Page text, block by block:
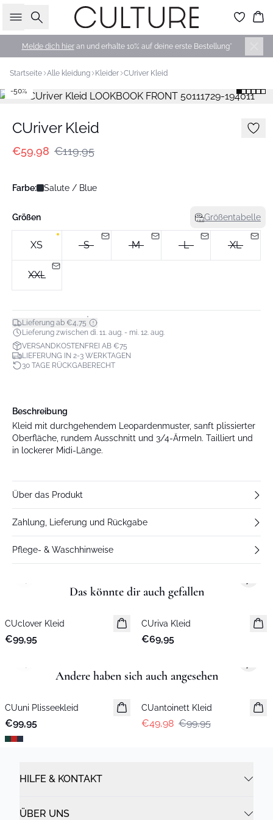
Suche
Melde dich hieran und erhalte 10% auf deine erste Bestellung*
Startseite Alle kleidung Kleider CUriver Kleid
-50%
CUriver Kleid
€59,98 €119,95
Farbe: Salute / Blue
Größen Größentabelle
XS S M L XL
XXL
Lieferung ab €4,75*
Lieferung zwischen di. 11. aug. - mi. 12. aug.
VERSANDKOSTENFREI AB €75
LIEFERUNG IN 2-3 WERKTAGEN
30 TAGE RÜCKGABERECHT
Beschreibung
Kleid mit durchgehendem Leopardenmuster, sanft plissierter
Oberfläche, rundem Ausschnitt und 3/4-Ärmeln. Tailliert und
in lockerer Midi-Länge.
Über das Produkt
Zahlung, Lieferung und Rückgabe
Pflege- & Waschhinweise
Das könnte dir auch gefallen
Neuheiten
CUclover Kleid
€99,95
Neuheiten
CUriva Kleid
€69,95
Previous slide Next
Andere haben sich auch angesehen
CUuni Plisseekleid
€99,95
-50%
CUantoinett Kleid
€49,98 €99,95
Previous slide Next
HILFE & KONTAKT
ÜBER UNS